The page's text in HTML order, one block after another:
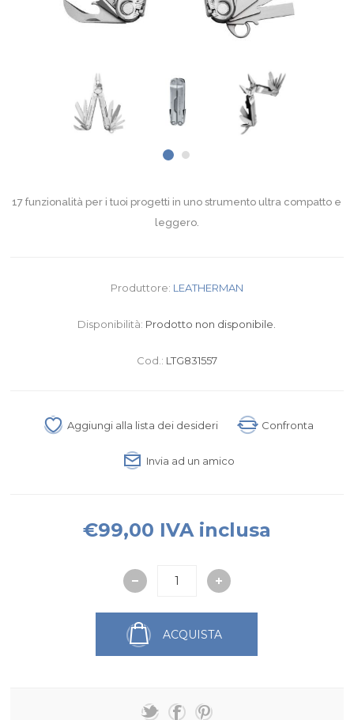
17 funzionalità per i tuoi progetti in uno strumento ultra compatto e
leggero.
Produttore: LEATHERMAN
Disponibilità: Prodotto non disponibile.
Cod.: LTG831557
Aggiungi alla lista dei desideri Confronta
Invia ad un amico
€99,00 IVA inclusa
ACQUISTA